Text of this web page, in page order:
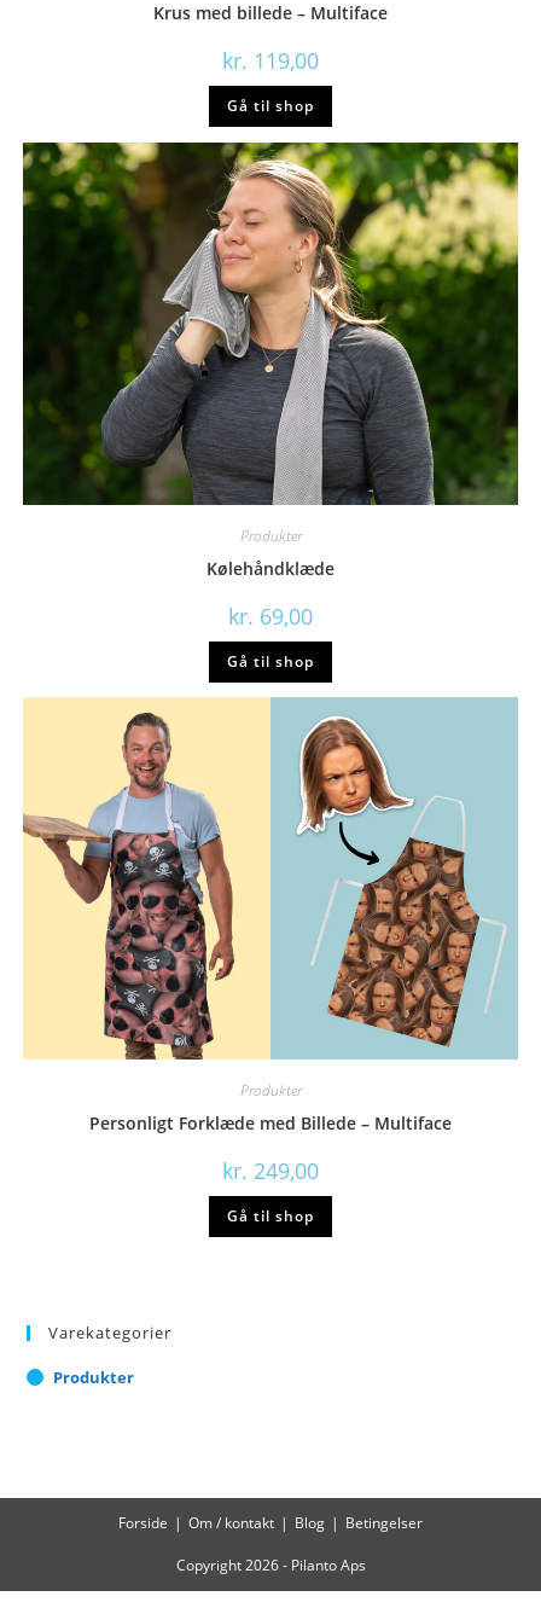
Krus med billede – Multiface
kr. 119,00
Gå til shop
Produkter
Kølehåndklæde
kr. 69,00
Gå til shop
Produkter
Personligt Forklæde med Billede – Multiface
kr. 249,00
Gå til shop
Varekategorier
Produkter
Forside Om / kontakt Blog Betingelser
Copyright 2026 - Pilanto Aps